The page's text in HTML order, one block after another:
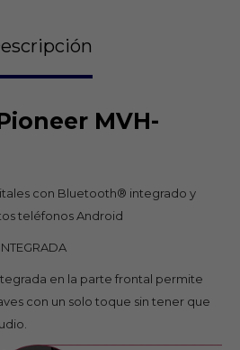
MVH-
con Bluetooth® integrado y
teléfonos Android
en la parte frontal permite
con un solo toque sin tener que